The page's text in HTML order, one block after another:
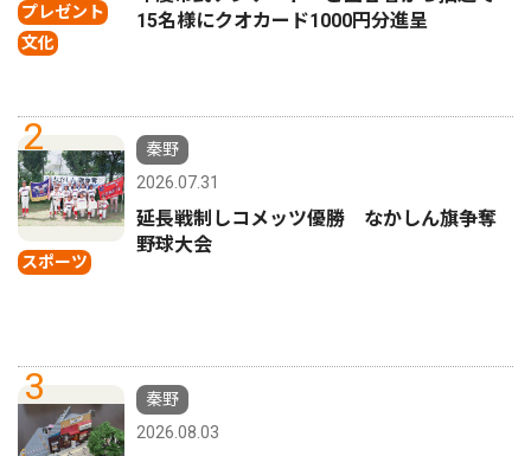
プレゼント
文化
15名様にクオカード1000円分進呈
2
スポーツ
秦野
2026.07.31
延長戦制しコメッツ優勝 なかしん旗争奪
野球大会
3
秦野
2026.08.03